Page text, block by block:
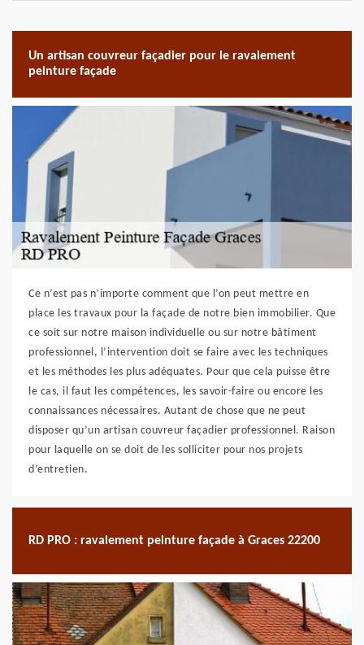
Un artisan couvreur façadier pour le ravalement
peinture façade
Ce n’est pas n’importe comment que l’on peut mettre en
place les travaux pour la façade de notre bien immobilier. Que
ce soit sur notre maison individuelle ou sur notre bâtiment
professionnel, l’intervention doit se faire avec les techniques
et les méthodes les plus adéquates. Pour que cela puisse être
le cas, il faut les compétences, les savoir-faire ou encore les
connaissances nécessaires. Autant de chose que ne peut
disposer qu’un artisan couvreur façadier professionnel. Raison
pour laquelle on se doit de les solliciter pour nos projets
d’entretien.
RD PRO : ravalement peinture façade à Graces 22200